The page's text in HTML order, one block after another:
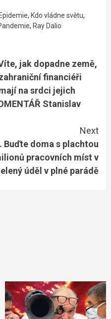
Epidemie, Kdo vládne světu,
, Ray Dalio
jak dopadne země,
financiéři
na srdci jejich
Stanislav
Next
doma s plachtou
pracovních míst v
úděl v plné parádě